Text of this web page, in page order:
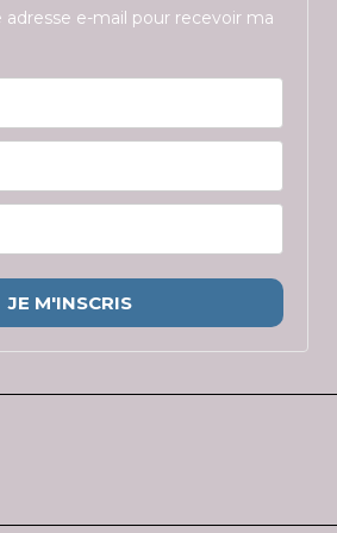
e-mail pour recevoir ma
JE M'INSCRIS